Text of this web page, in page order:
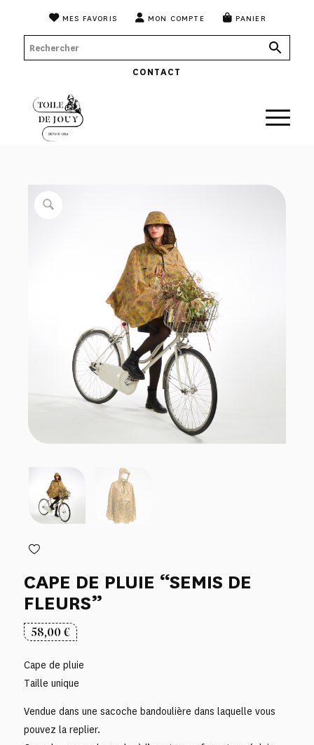
MES FAVORIS MON COMPTE PANIER
CONTACT
CAPE DE PLUIE “SEMIS DE
FLEURS”
58,00€
Cape de pluie
Taille unique
Vendue dans une sacoche bandoulière dans laquelle vous
pouvez la replier.